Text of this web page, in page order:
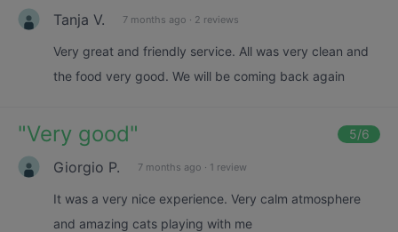
Tanja V. 7 months ago · 2 reviews
Very great and friendly service. All was very clean and
the food very good. We will be coming back again
"Very good" 5/6
Giorgio P. 7 months ago · 1 review
It was a very nice experience. Very calm atmosphere
and amazing cats playing with me